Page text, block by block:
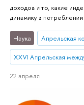
доходов и то, какие
динамику в
Наука Апрельская
XXVI Апрельская
22 апреля